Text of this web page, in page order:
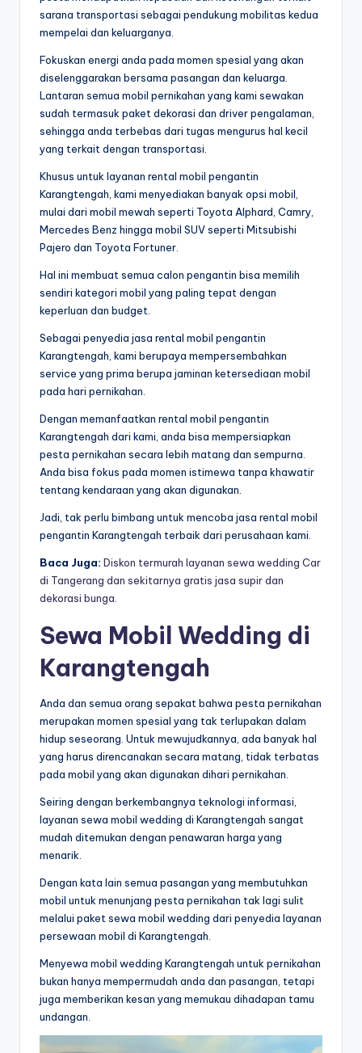
sarana transportasi sebagai pendukung mobilitas kedua
mempelai dan keluarganya.
Fokuskan energi anda pada momen spesial yang akan
diselenggarakan bersama pasangan dan keluarga.
Lantaran semua mobil pernikahan yang kami sewakan
sudah termasuk paket dekorasi dan driver pengalaman,
sehingga anda terbebas dari tugas mengurus hal kecil
yang terkait dengan transportasi.
Khusus untuk layanan rental mobil pengantin
Karangtengah, kami menyediakan banyak opsi mobil,
mulai dari mobil mewah seperti Toyota Alphard, Camry,
Mercedes Benz hingga mobil SUV seperti Mitsubishi
Pajero dan Toyota Fortuner.
Hal ini membuat semua calon pengantin bisa memilih
sendiri kategori mobil yang paling tepat dengan
keperluan dan budget.
Sebagai penyedia jasa rental mobil pengantin
Karangtengah, kami berupaya mempersembahkan
service yang prima berupa jaminan ketersediaan mobil
pada hari pernikahan.
Dengan memanfaatkan rental mobil pengantin
Karangtengah dari kami, anda bisa mempersiapkan
pesta pernikahan secara lebih matang dan sempurna.
Anda bisa fokus pada momen istimewa tanpa khawatir
tentang kendaraan yang akan digunakan.
Jadi, tak perlu bimbang untuk mencoba jasa rental mobil
pengantin Karangtengah terbaik dari perusahaan kami.
Baca Juga: Diskon termurah layanan sewa wedding Car
di Tangerang dan sekitarnya gratis jasa supir dan
dekorasi bunga.
Sewa Mobil Wedding di
Karangtengah
Anda dan semua orang sepakat bahwa pesta pernikahan
merupakan momen spesial yang tak terlupakan dalam
hidup seseorang. Untuk mewujudkannya, ada banyak hal
yang harus direncanakan secara matang, tidak terbatas
pada mobil yang akan digunakan dihari pernikahan.
Seiring dengan berkembangnya teknologi informasi,
layanan sewa mobil wedding di Karangtengah sangat
mudah ditemukan dengan penawaran harga yang
menarik.
Dengan kata lain semua pasangan yang membutuhkan
mobil untuk menunjang pesta pernikahan tak lagi sulit
melalui paket sewa mobil wedding dari penyedia layanan
persewaan mobil di Karangtengah.
Menyewa mobil wedding Karangtengah untuk pernikahan
bukan hanya mempermudah anda dan pasangan, tetapi
juga memberikan kesan yang memukau dihadapan tamu
undangan.